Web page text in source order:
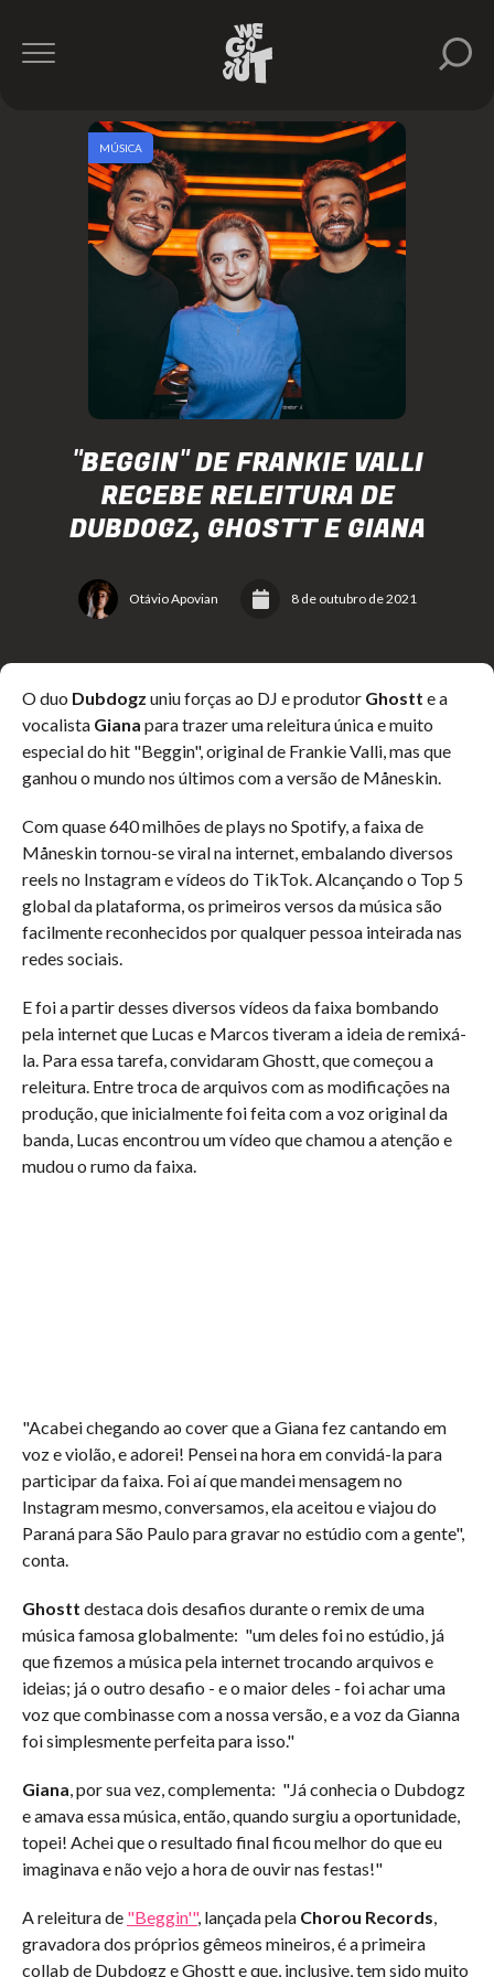
"BEGGIN" DE FRANKIE VALLI
RECEBE RELEITURA DE
DUBDOGZ, GHOSTT E GIANA
Otávio Apovian 8 de outubro de 2021
MÚSICA
O duo Dubdogz uniu forças ao DJ e produtor Ghostt e a
vocalista Giana para trazer uma releitura única e muito
especial do hit "Beggin", original de Frankie Valli, mas que
ganhou o mundo nos últimos com a versão de Måneskin.
Com quase 640 milhões de plays no Spotify, a faixa de
Måneskin tornou-se viral na internet, embalando diversos
reels no Instagram e vídeos do TikTok. Alcançando o Top 5
global da plataforma, os primeiros versos da música são
facilmente reconhecidos por qualquer pessoa inteirada nas
redes sociais.
E foi a partir desses diversos vídeos da faixa bombando
pela internet que Lucas e Marcos tiveram a ideia de remixá-
la. Para essa tarefa, convidaram Ghostt, que começou a
releitura. Entre troca de arquivos com as modificações na
produção, que inicialmente foi feita com a voz original da
banda, Lucas encontrou um vídeo que chamou a atenção e
mudou o rumo da faixa.
"Acabei chegando ao cover que a Giana fez cantando em
voz e violão, e adorei! Pensei na hora em convidá-la para
participar da faixa. Foi aí que mandei mensagem no
Instagram mesmo, conversamos, ela aceitou e viajou do
Paraná para São Paulo para gravar no estúdio com a gente",
conta.
Ghostt destaca dois desafios durante o remix de uma
música famosa globalmente: "um deles foi no estúdio, já
que fizemos a música pela internet trocando arquivos e
ideias; já o outro desafio - e o maior deles - foi achar uma
voz que combinasse com a nossa versão, e a voz da Gianna
foi simplesmente perfeita para isso."
Giana, por sua vez, complementa: "Já conhecia o Dubdogz
e amava essa música, então, quando surgiu a oportunidade,
topei! Achei que o resultado final ficou melhor do que eu
imaginava e não vejo a hora de ouvir nas festas!"
A releitura de "Beggin'", lançada pela Chorou Records,
gravadora dos próprios gêmeos mineiros, é a primeira
collab de Dubdogz e Ghostt e que, inclusive, tem sido muito